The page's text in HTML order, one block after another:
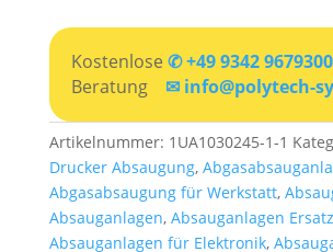
Kostenlose ✆ +49 9342 9679300
Beratung ✉ info@polytech-
Artikelnummer: 1UA1030245-1-1
Drucker Absaugung,
Abgasabsaugung für Werkstatt,
Absauganlagen, Absauganlagen
Absauganlagen für Elektronik,